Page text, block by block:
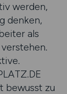
werden,
denken,
als
bewusst zu